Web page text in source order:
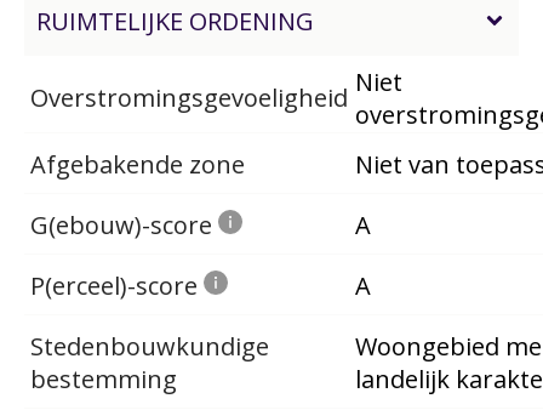
RUIMTELIJKE ORDENING
Overstromingsgevoeligheid Niet
Afgebakende zone
Niet van
G(ebouw)-score
A
P(erceel)-score
A
Stedenbouwkundige
bestemming
Woongebied
landelijk